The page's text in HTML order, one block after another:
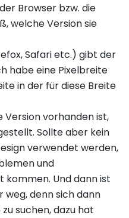
Browser bzw. die
welche Version sie
Safari etc.) gibt der
habe eine Pixelbreite
in der für diese Breite
vorhanden ist,
Sollte aber kein
verwendet werden,
und
Und dann ist
weg, denn sich dann
suchen, dazu hat